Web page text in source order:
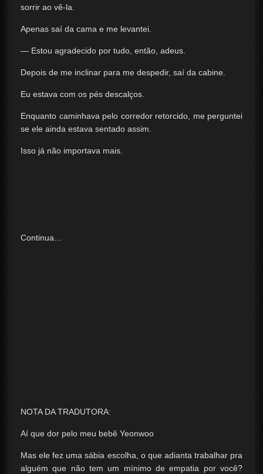
sorrir ao vê-la.
Apenas saí da cama e me levantei.
— Estou agradecido por tudo, então, adeus.
Depois de me inclinar para me despedir, saí da cabine.
Eu estava com os pés descalços.
Enquanto caminhava pelo corredor retorcido, me perguntei
se ele ainda estava sentado assim.
Isso já não importava mais.
Continua…
NOTA DA TRADUTORA:
Aí que dor pelo meu bebê Yeonwoo
Mas ele fez uma sábia escolha, o que adianta trabalhar pra
alguém que não tem um mínimo de empatia por você?